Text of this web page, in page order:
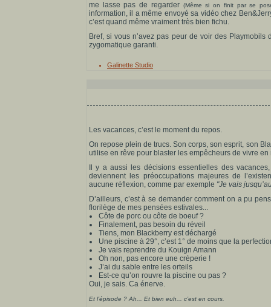
me lasse pas de regarder (Même si on finit par se
information, il a même envoyé sa vidéo chez
c’est quand même vraiment très bien fichu.
Bref, si vous n’avez pas peur de voir des
zygomatique garanti.
Galinette Studio
Les vacances, c’est le moment du repos.
On repose plein de trucs. Son corps, son esprit, son
utilise en rêve pour blaster les empêcheurs de vivre en
Il y a aussi les décisions essentielles des
deviennent les préoccupations majeures de
aucune réflexion, comme par exemple "Je vais
D’ailleurs, c’est à se demander comment on a pu
florilège de mes pensées estivales...
Côte de porc ou côte de boeuf ?
Finalement, pas besoin du réveil
Tiens, mon Blackberry est déchargé
Une piscine à 29°, c’est 1° de moins que la
Je vais reprendre du Kouign Amann
Oh non, pas encore une crèperie !
J’ai du sable entre les orteils
Est-ce qu’on rouvre la piscine ou pas ?
Oui, je sais. Ca énerve.
Et l’épisode ? Ah... Et bien euh... c’est en cours.